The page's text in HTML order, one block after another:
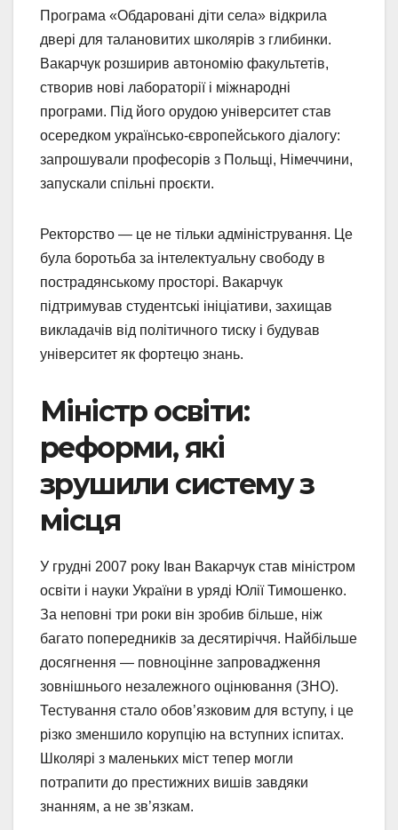
Програма «Обдаровані діти села» відкрила
двері для талановитих школярів з глибинки.
Вакарчук розширив автономію факультетів,
створив нові лабораторії і міжнародні
програми. Під його орудою університет став
осередком українсько-європейського діалогу:
запрошували професорів з Польщі, Німеччини,
запускали спільні проєкти.
Ректорство — це не тільки адміністрування. Це
була боротьба за інтелектуальну свободу в
пострадянському просторі. Вакарчук
підтримував студентські ініціативи, захищав
викладачів від політичного тиску і будував
університет як фортецю знань.
Міністр освіти:
реформи, які
зрушили систему з
місця
У грудні 2007 року Іван Вакарчук став міністром
освіти і науки України в уряді Юлії Тимошенко.
За неповні три роки він зробив більше, ніж
багато попередників за десятиріччя. Найбільше
досягнення — повноцінне запровадження
зовнішнього незалежного оцінювання (ЗНО).
Тестування стало обов’язковим для вступу, і це
різко зменшило корупцію на вступних іспитах.
Школярі з маленьких міст тепер могли
потрапити до престижних вишів завдяки
знанням, а не зв’язкам.